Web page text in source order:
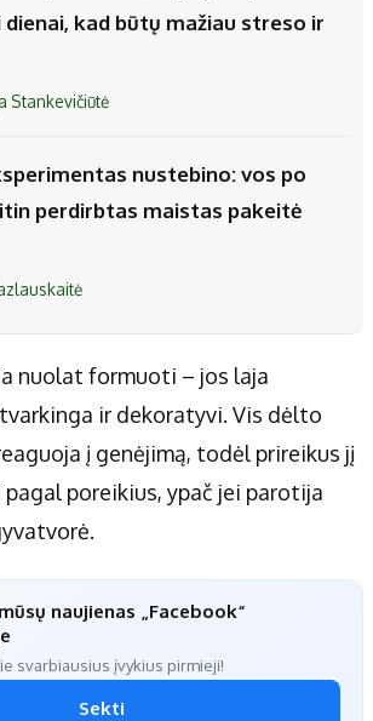
kad būtų mažiau streso ir
Stankevičiūtė
nustebino: vos po
perdirbtas maistas pakeitė
nuolat formuoti – jos laja
ir dekoratyvi. Vis dėlto
į genėjimą, todėl prireikus jį
poreikius, ypač jei parotija
naujienas „Facebook“
svarbiausius įvykius pirmieji!
Sekti